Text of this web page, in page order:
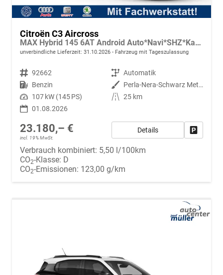
Citroën C3 Aircross
MAX Hybrid 145 6AT Android Auto*Navi*SHZ*Kamera*Totwinkel*Keyless*17"*Klimaauto
unverbindliche Lieferzeit: 31.10.2026 Fahrzeug mit Tageszulassung
Fahrzeugnr. 92662 Getriebe Automatik
Kraftstoff Benzin Außenfarbe
Perla-Nera-Schwarz Metallic mit weißem Dach
Leistung 107 kW (145 PS) Kilometerstand 25 km
01.08.2026
23.180,– €
incl. 19% MwSt.
Details
Verbrauch kombiniert: 5,50 l/100km
CO2-Klasse: D
CO2-Emissionen: 123,00 g/km